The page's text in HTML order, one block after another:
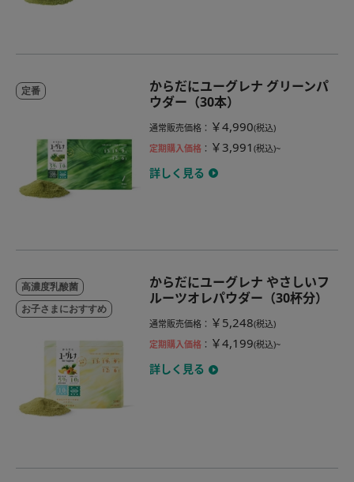
定番
からだにユーグレナ グリーンパ
ウダー（30本）
通常販売価格 ： ￥4,990(税込)
定期購入価格 ： ￥3,991(税込)~
詳しく見る
高濃度乳酸菌
お子さまにおすすめ
からだにユーグレナ やさしいフ
ルーツオレパウダー（30杯分）
通常販売価格 ： ￥5,248(税込)
定期購入価格 ： ￥4,199(税込)~
詳しく見る